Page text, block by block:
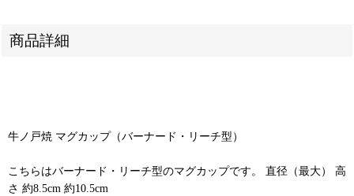
商品詳細
牛ノ戸焼 マグカップ（バーナード・リーチ型）
こちらはバーナード・リーチ型のマグカップです。 直径（最大） 高
さ 約8.5cm 約10.5cm